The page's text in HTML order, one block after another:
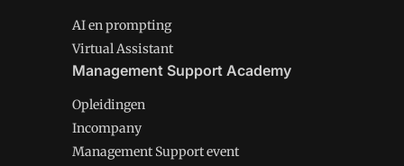
AI en prompting
Virtual Assistant
Management Support Academy
Opleidingen
Incompany
Management Support event